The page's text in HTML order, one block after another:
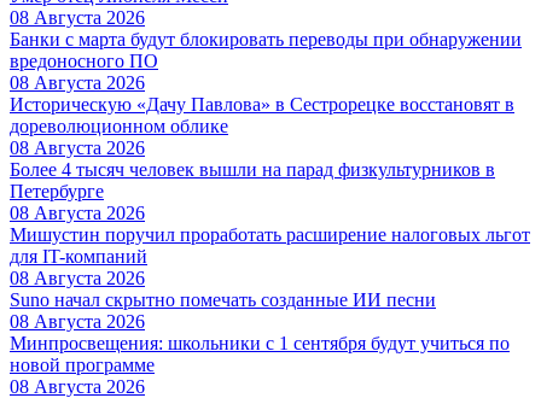
08 Августа 2026
Банки с марта будут блокировать переводы при обнаружении
вредоносного ПО
08 Августа 2026
Историческую «Дачу Павлова» в Сестрорецке восстановят в
дореволюционном облике
08 Августа 2026
Более 4 тысяч человек вышли на парад физкультурников в
Петербурге
08 Августа 2026
Мишустин поручил проработать расширение налоговых льгот
для IT-компаний
08 Августа 2026
Suno начал скрытно помечать созданные ИИ песни
08 Августа 2026
Минпросвещения: школьники с 1 сентября будут учиться по
новой программе
08 Августа 2026